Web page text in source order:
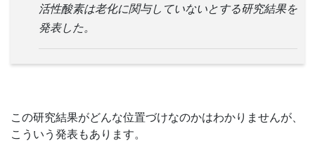
活性酸素は老化に関与していないとする研究結果を
発表した。
この研究結果がどんな位置づけなのかはわかりませんが、
こういう発表もあります。